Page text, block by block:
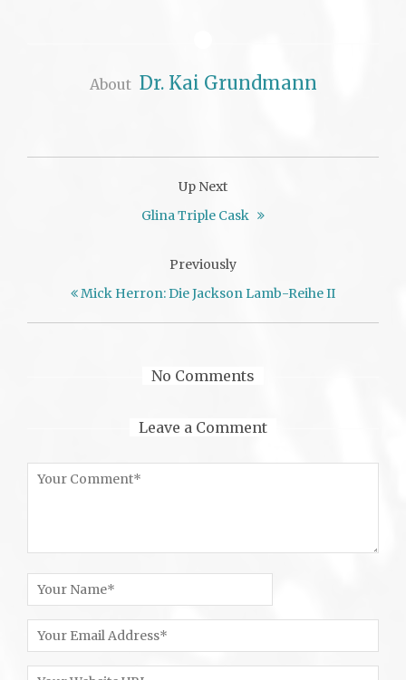
About Dr. Kai Grundmann
Up Next
Glina Triple Cask
Previously
Mick Herron: Die Jackson Lamb-Reihe II
No Comments
Leave a Comment